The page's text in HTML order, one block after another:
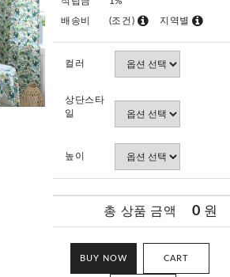
배송비 (조건) 지역별
컬러
상단스타
일
높이
총 상품 금액 0 원
BUY NOW CART